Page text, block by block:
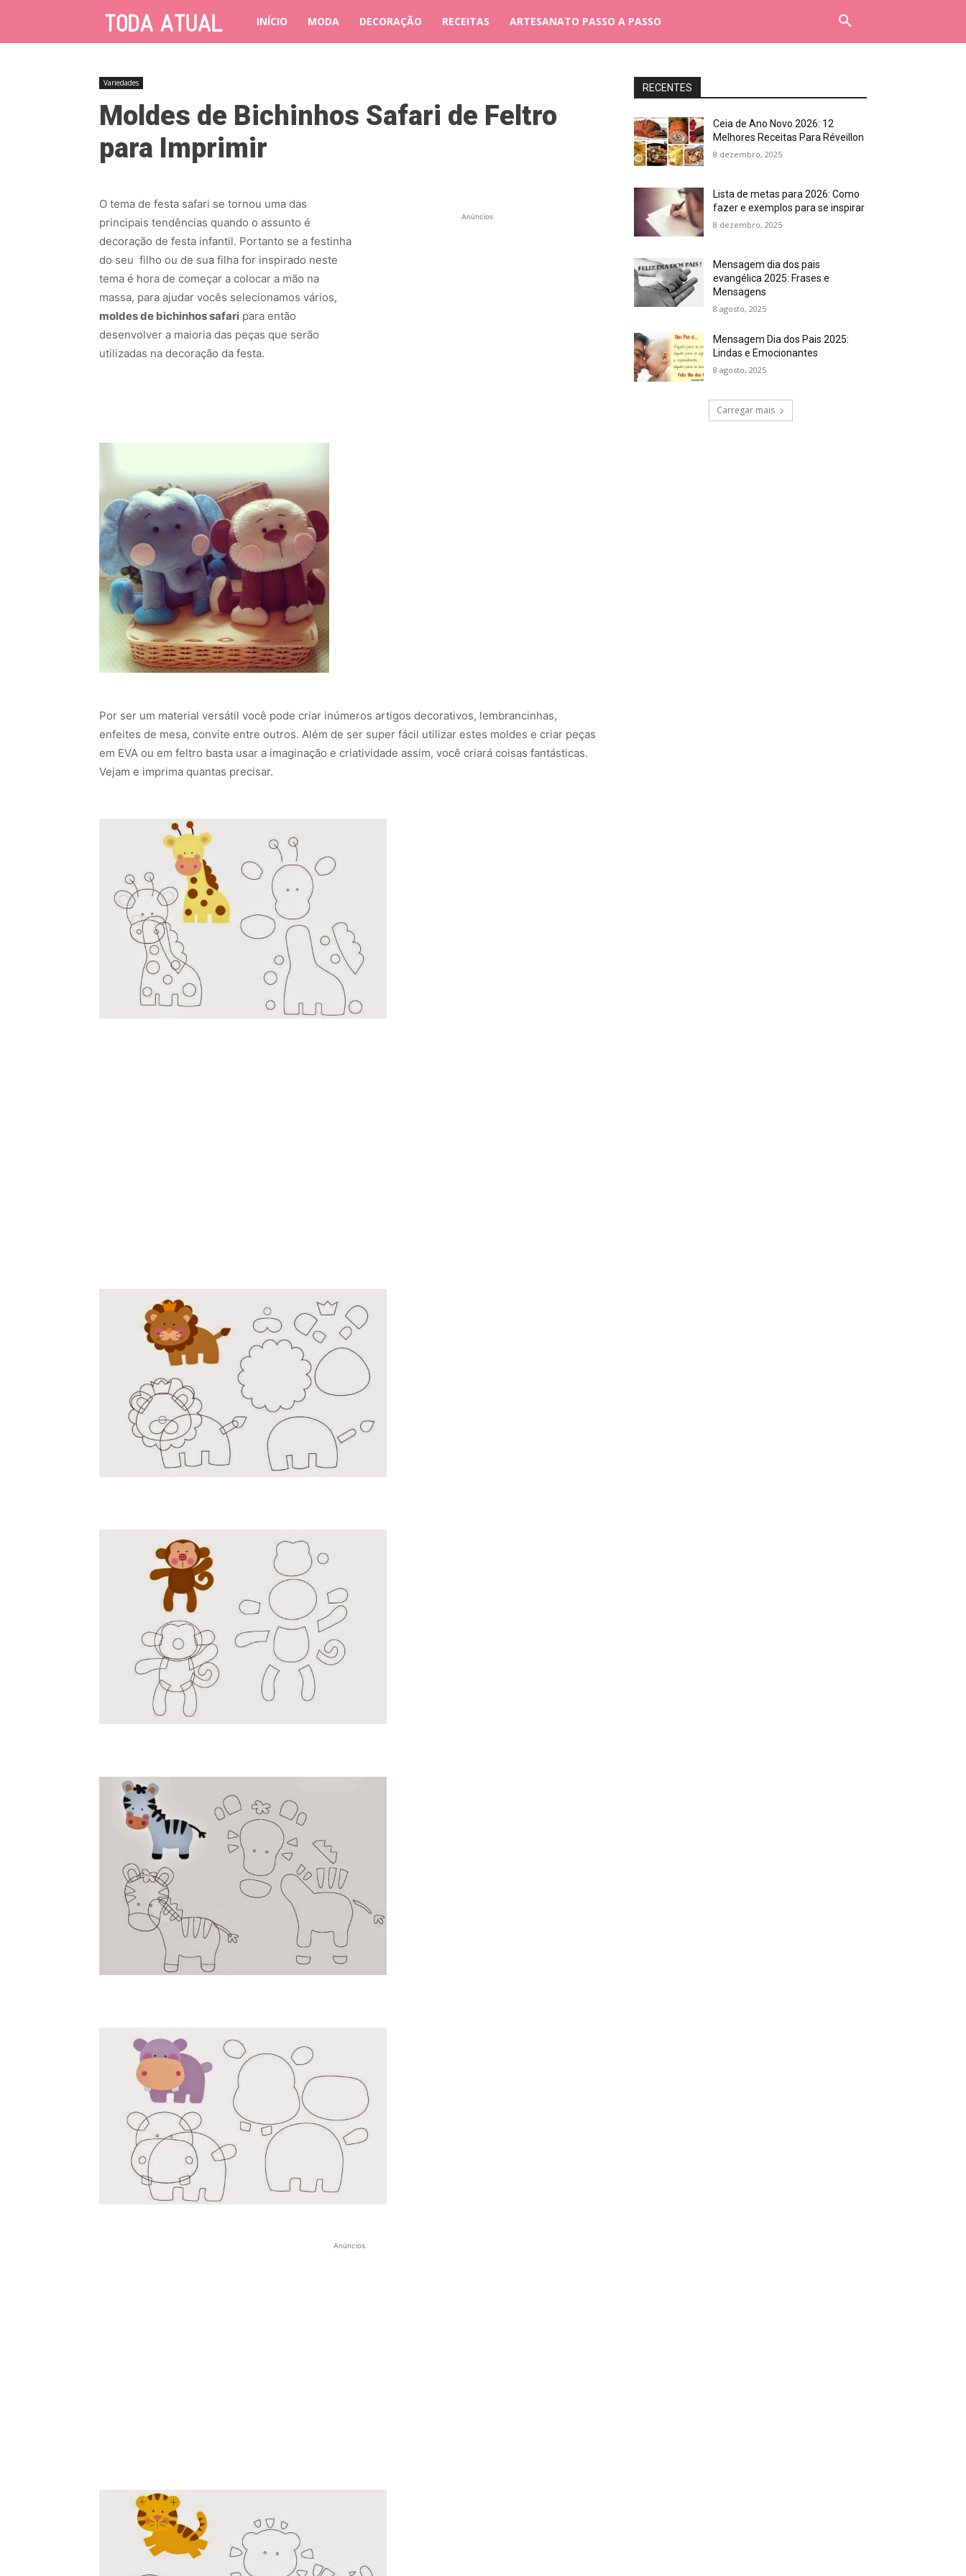
INÍCIO MODA DECORAÇÃO RECEITAS ARTESANATO PASSO A PASSO
Variedades
Moldes de Bichinhos Safari de Feltro
para Imprimir
Anúncios
O tema de festa safari se tornou uma das
principais tendências quando o assunto é
decoração de festa infantil. Portanto se a festinha
do seu filho ou de sua filha for inspirado neste
tema é hora de começar a colocar a mão na
massa, para ajudar vocês selecionamos vários,
moldes de bichinhos safari para então
desenvolver a maioria das peças que serão
utilizadas na decoração da festa.
Por ser um material versátil você pode criar inúmeros artigos decorativos, lembrancinhas,
enfeites de mesa, convite entre outros. Além de ser super fácil utilizar estes moldes e criar peças
em EVA ou em feltro basta usar a imaginação e criatividade assim, você criará coisas fantásticas.
Vejam e imprima quantas precisar.
Anúncios
RECENTES
Ceia de Ano Novo 2026: 12
Melhores Receitas Para Réveillon
8 dezembro, 2025
Lista de metas para 2026: Como
fazer e exemplos para se inspirar
8 dezembro, 2025
Mensagem dia dos pais
evangélica 2025: Frases e
Mensagens
8 agosto, 2025
Mensagem Dia dos Pais 2025:
Lindas e Emocionantes
8 agosto, 2025
Carregar mais